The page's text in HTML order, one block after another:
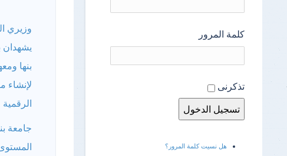
وزيري
يشهدان
بنها
لإنشاء
الرقمية
كلمة المرور
تذكرنى
هل نسيت كلمة المرور؟